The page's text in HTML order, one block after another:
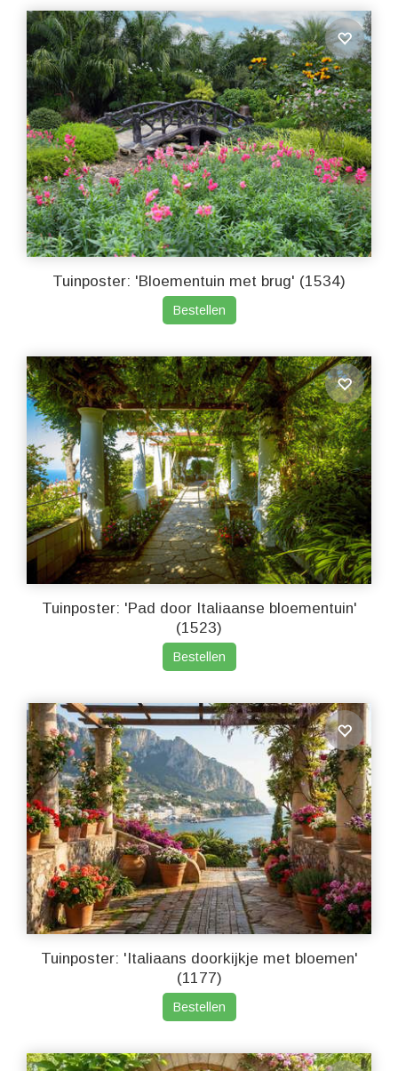
Tuinposter: 'Bloementuin met brug' (1534)
Bestellen
Tuinposter: 'Pad door Italiaanse bloementuin'
(1523)
Bestellen
Tuinposter: 'Italiaans doorkijkje met bloemen'
(1177)
Bestellen